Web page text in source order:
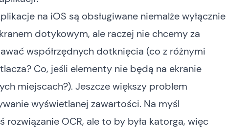
na iOS są obsługiwane niemalże wyłącznie
dotykowym, ale raczej nie chcemy za
współrzędnych dotknięcia (co z różnymi
Co, jeśli elementy nie będą na ekranie
miejscach?). Jeszcze większy problem
wyświetlanej zawartości. Na myśl
rozwiązanie OCR, ale to by była katorga, więc